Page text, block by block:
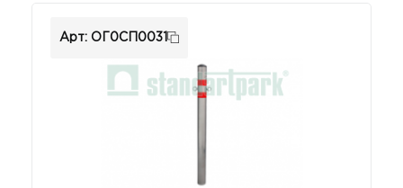
Арт: ОГ0СП0031